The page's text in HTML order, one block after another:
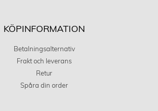
KÖPINFORMATION
Betalningsalternativ
Frakt och leverans
Retur
Spåra din order